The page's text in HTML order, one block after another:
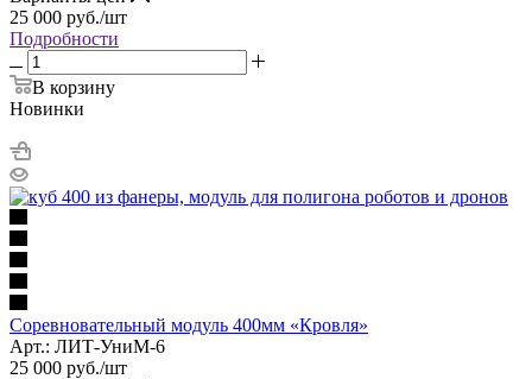
25 000 руб./шт
Подробности
В корзину
Новинки
Соревновательный модуль 400мм «Кровля»
Арт.: ЛИТ-УниМ-6
25 000 руб./шт